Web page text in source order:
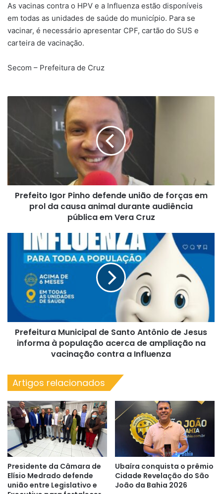
As vacinas contra o HPV e a Influenza estão disponíveis
em todas as unidades de saúde do município. Para se
vacinar, é necessário apresentar CPF, cartão do SUS e
carteira de vacinação.
Secom – Prefeitura de Cruz
Pinho
defende
de
forças
prol
pública em Vera Cruz
Prefeito Igor Pinho defende união de forças em
prol da causa animal durante audiência
pública em Vera Cruz
Prefeitura
Municipal
Antônio
Jesus
informa
à
população
acerca
vacinação
contra
a
Influenza
Prefeitura Municipal de Santo Antônio de Jesus
informa à população acerca de ampliação na
vacinação contra a Influenza
Artigos relacionados
Presidente da Câmara de
Elísio Medrado defende
união entre Legislativo e
Ubaíra conquista o prêmio
Cidade Revelação do São
João da Bahia 2026